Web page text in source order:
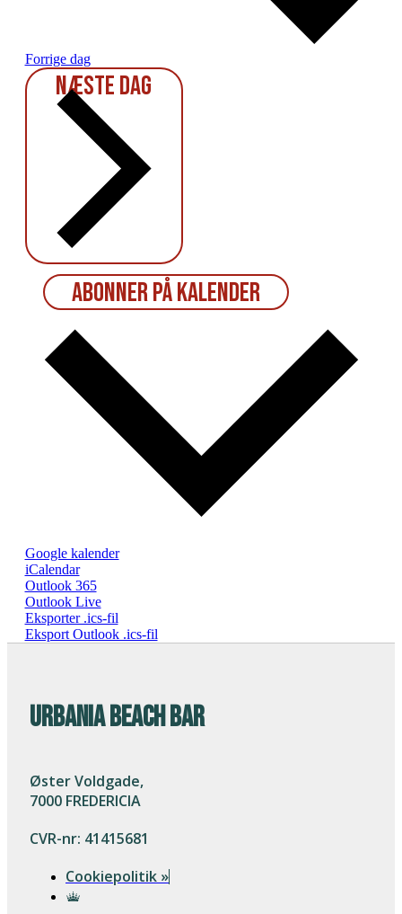
Forrige dag
Næste dag
Abonner på kalender
Google kalender
iCalendar
Outlook 365
Outlook Live
Eksporter .ics-fil
Eksport Outlook .ics-fil
URBANIA BEACH BAR
Øster Voldgade,
7000 FREDERICIA
CVR-nr: 41415681
Cookiepolitik »